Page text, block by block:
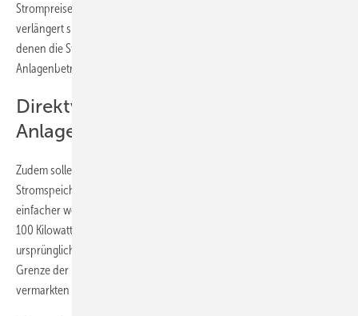
Strompreisen. Diese Regelung ist weiterhin vorgesehen. Allerdings
verlängert sich der Zeitraum der Förderung genau um diese Zeiten, in
denen die Strompreise an der Börse negativ sind und die
Anlagenbetreiber keine Einspeisevergütung mehr bekommen.
Direktvermarktung von kleinen
Anlagen ist vom Tisch
Zudem sollen die neuen Regelungen eine flexible Fahrweise von
Stromspeichern ermöglichen. Auch die Direktvermarktung soll
einfacher werden. Denn Anlagen mit einer Leistung von weniger als
100 Kilowatt sollen hier weiterhin nicht einbezogen werden. Im
ursprünglichen Gesetzentwurf war noch vorgesehen, schrittweise die
Grenze der Leistung von Anlagen abzusenken, die ihren Strom direkt
vermarkten müssen.